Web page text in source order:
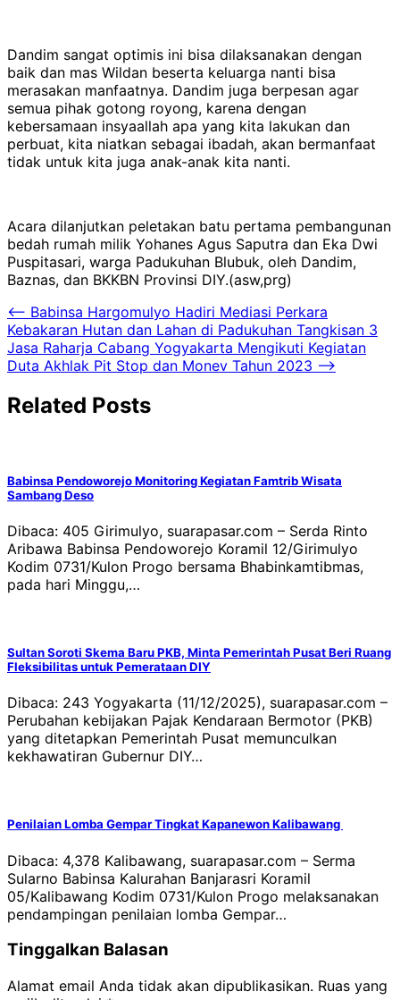
Dandim sangat optimis ini bisa dilaksanakan dengan
baik dan mas Wildan beserta keluarga nanti bisa
merasakan manfaatnya. Dandim juga berpesan agar
semua pihak gotong royong, karena dengan
kebersamaan insyaallah apa yang kita lakukan dan
perbuat, kita niatkan sebagai ibadah, akan bermanfaat
tidak untuk kita juga anak-anak kita nanti.
Acara dilanjutkan peletakan batu pertama pembangunan
bedah rumah milik Yohanes Agus Saputra dan Eka Dwi
Puspitasari, warga Padukuhan Blubuk, oleh Dandim,
Baznas, dan BKKBN Provinsi DIY.(asw,prg)
Navigasi
pos
⟵ Babinsa Hargomulyo Hadiri Mediasi Perkara
Kebakaran Hutan dan Lahan di Padukuhan Tangkisan 3
Jasa Raharja Cabang Yogyakarta Mengikuti Kegiatan
Duta Akhlak Pit Stop dan Monev Tahun 2023 ⟶
Related Posts
Babinsa Pendoworejo Monitoring Kegiatan Famtrib Wisata
Sambang Deso
Dibaca: 405 Girimulyo, suarapasar.com – Serda Rinto
Aribawa Babinsa Pendoworejo Koramil 12/Girimulyo
Kodim 0731/Kulon Progo bersama Bhabinkamtibmas,
pada hari Minggu,…
Sultan Soroti Skema Baru PKB, Minta Pemerintah Pusat Beri Ruang
Fleksibilitas untuk Pemerataan DIY
Dibaca: 243 Yogyakarta (11/12/2025), suarapasar.com –
Perubahan kebijakan Pajak Kendaraan Bermotor (PKB)
yang ditetapkan Pemerintah Pusat memunculkan
kekhawatiran Gubernur DIY…
Penilaian Lomba Gempar Tingkat Kapanewon Kalibawang
Dibaca: 4,378 Kalibawang, suarapasar.com – Serma
Sularno Babinsa Kalurahan Banjarasri Koramil
05/Kalibawang Kodim 0731/Kulon Progo melaksanakan
pendampingan penilaian lomba Gempar…
Tinggalkan Balasan
Alamat email Anda tidak akan dipublikasikan. Ruas yang